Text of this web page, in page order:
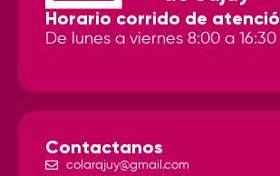
Horario corrido de
De lunes a viernes 8:00 a 16:30
Contactanos
colarqjuy@gmail.com